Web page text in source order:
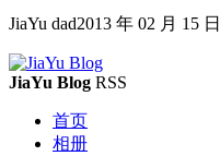
JiaYu dad2013 年 02 月 15 日
JiaYu Blog RSS
首页
相册